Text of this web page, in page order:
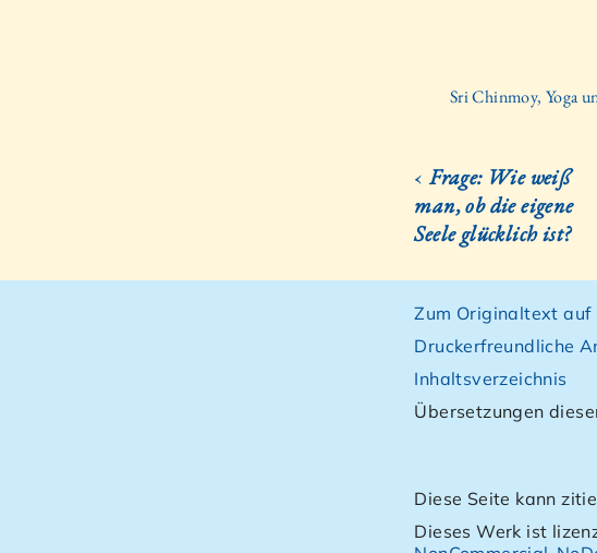
Sri Chinmoy, Yoga
‹Frage: Wie weiß
man, ob die eigene
Seele glücklich ist?
Zum Originaltext auf
Druckerfreundliche
Inhaltsverzeichnis
Übersetzungen
Diese Seite kann
Dieses Werk ist